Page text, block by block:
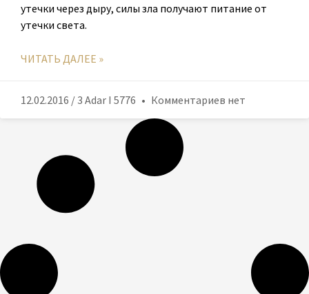
утечки через дыру, силы зла получают питание от
утечки света.
ЧИТАТЬ ДАЛЕЕ »
12.02.2016 / 3 Adar I 5776 Комментариев нет